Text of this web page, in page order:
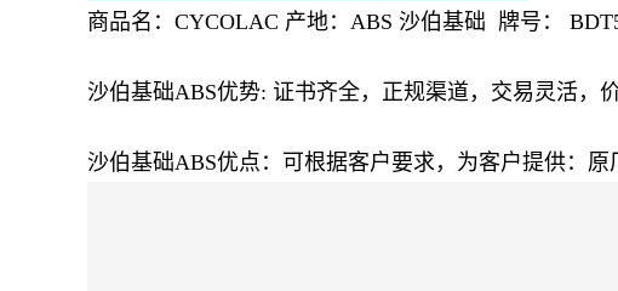
商品名：CYCOLAC 产地：ABS 沙伯基础 牌号：
沙伯基础ABS优势: 证书齐全，正规渠道，交易灵活，
沙伯基础ABS优点：可根据客户要求，为客户提供：原